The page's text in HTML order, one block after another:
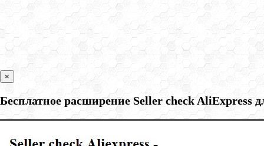
×
Бесплатное расширение Seller check AliExpress